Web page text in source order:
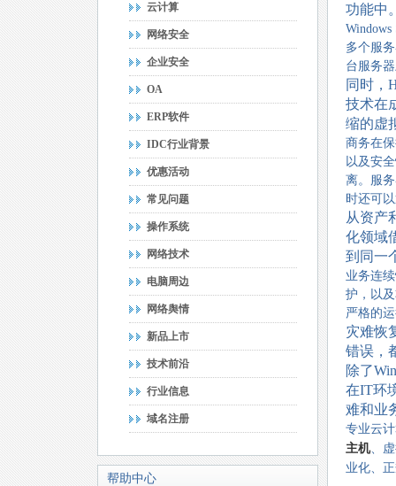
云计算
网络安全
企业安全
OA
ERP软件
IDC行业背景
优惠活动
常见问题
操作系统
网络技术
电脑周边
网络舆情
新品上市
技术前沿
行业信息
域名注册
帮助中心
功能中
多个服
台服务
同时，
技术在
缩的虚
商务在
以及安
离。服
时还可
从资产
化领域
到同一
业务连
护，以
严格的
灾难恢
错误，
除了
在IT环
难和业
专业云
主机、
业化、